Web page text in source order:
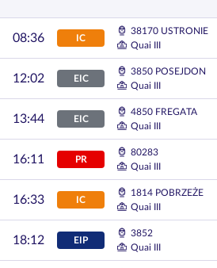
08:36 IC
38170 USTRONIE
Quai III
12:02 EIC
3850 POSEJDON
Quai III
13:44 EIC
4850 FREGATA
Quai III
16:11 PR
80283
Quai III
16:33 IC
1814 POBRZEŻE
Quai III
18:12 EIP
3852
Quai III